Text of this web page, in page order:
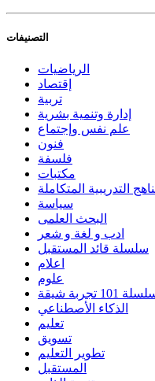
التصنيفات
الرياضيات
إقتصاد
تربية
إدارة وتنمية بشرية
علم نفس وإجتماع
فنون
فلسفة
مكتبات
التدريبية المتكاملة
سياسة
البحث العلمى
ادب و لغة و شعر
سلسلة قائد المستقبل
اعلام
علوم
101 تجربة شيقة
الذكاء الأصطناعي
تعليم
تسويق
تطوير التعليم
المستقبل